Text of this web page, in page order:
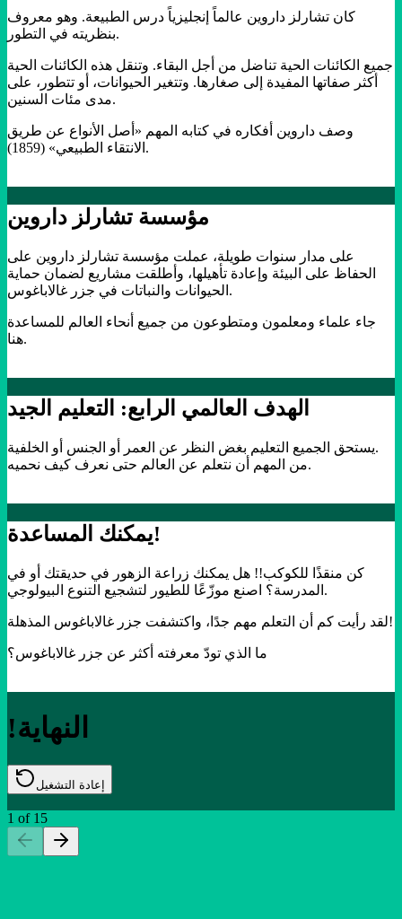
كان تشارلز داروين عالماً إنجليزياً درس الطبيعة. وهو معروف
بنظريته في التطور.
جميع الكائنات الحية تناضل من أجل البقاء. وتنقل هذه الكائنات الحية
أكثر صفاتها المفيدة إلى صغارها. وتتغير الحيوانات، أو تتطور، على
مدى مئات السنين.
وصف داروين أفكاره في كتابه المهم «أصل الأنواع عن طريق
الانتقاء الطبيعي» (1859).
مؤسسة تشارلز داروين
على مدار سنوات طويلة، عملت مؤسسة تشارلز داروين على
الحفاظ على البيئة وإعادة تأهيلها، وأطلقت مشاريع لضمان حماية
الحيوانات والنباتات في جزر غالاباغوس.
جاء علماء ومعلمون ومتطوعون من جميع أنحاء العالم للمساعدة
هنا.
الهدف العالمي الرابع: التعليم الجيد
يستحق الجميع التعليم بغض النظر عن العمر أو الجنس أو الخلفية.
من المهم أن نتعلم عن العالم حتى نعرف كيف نحميه.
يمكنك المساعدة!
كن منقذًا للكوكب!! هل يمكنك زراعة الزهور في حديقتك أو في
المدرسة؟ اصنع موزّعًا للطيور لتشجيع التنوع البيولوجي.
لقد رأيت كم أن التعلم مهم جدًا، واكتشفت جزر غالاباغوس المذهلة!
ما الذي تودّ معرفته أكثر عن جزر غالاباغوس؟
!النهاية
إعادة التشغيل
1 of 15